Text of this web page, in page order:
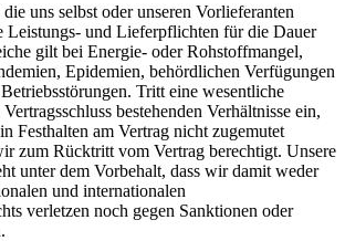
uns selbst oder unseren Vorlieferanten
Leistungs- und Lieferpflichten für die Dauer
gilt bei Energie- oder Rohstoffmangel,
Epidemien, behördlichen Verfügungen
Tritt eine wesentliche
bestehenden Verhältnisse ein,
Festhalten am Vertrag nicht zugemutet
zum Rücktritt vom Vertrag berechtigt. Unsere
unter dem Vorbehalt, dass wir damit weder
und internationalen
verletzen noch gegen Sanktionen oder